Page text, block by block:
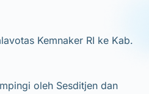
Kemnaker RI ke Kab.
oleh Sesditjen dan